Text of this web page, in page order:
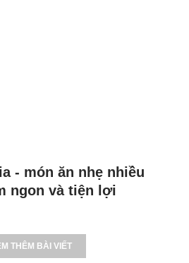
- món ăn nhẹ nhiều
ngon và tiện lợi
THÊM BÀI VIẾT